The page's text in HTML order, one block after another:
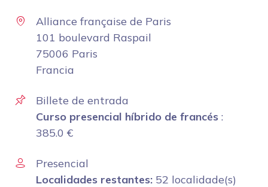
Alliance française de Paris
101 boulevard Raspail
75006 Paris
Francia
Billete de entrada
Curso presencial híbrido de francés :
385.0 €
Presencial
Localidades restantes: 52 localidade(s)